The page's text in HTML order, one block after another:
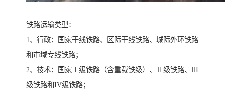
铁路运输类型：
1、行政：国家干线铁路、区际干线铁路、城际外环铁路
和市域专线铁路；
2、技术：国家Ⅰ级铁路（含重载铁级）、Ⅱ级铁路、Ⅲ
级铁路和IV级铁路；